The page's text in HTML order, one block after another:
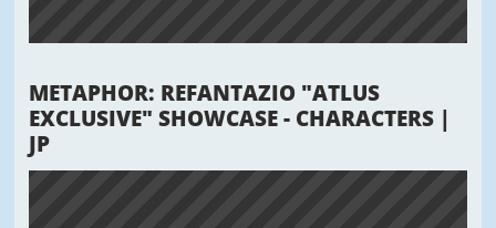
METAPHOR: REFANTAZIO "ATLUS
EXCLUSIVE" SHOWCASE - CHARACTERS |
JP